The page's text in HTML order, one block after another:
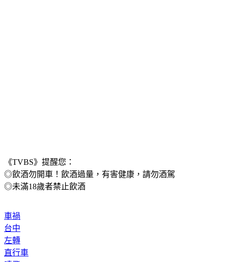
◎飲酒勿開車！飲酒過量，有害健康，請勿酒駕
◎未滿18歲者禁止飲酒
台中
左轉
直行車
噴飛